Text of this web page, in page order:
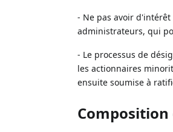
- Ne pas avoir d'intérêt
administrateurs, qui
- Le processus de
les actionnaires
ensuite soumise à